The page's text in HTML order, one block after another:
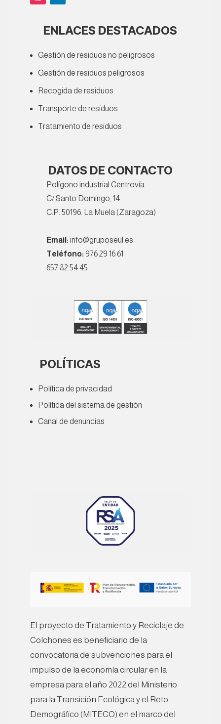
ENLACES DESTACADOS
Gestión de residuos no peligrosos
Gestión de residuos peligrosos
Recogida de residuos
Transporte de residuos
Tratamiento de residuos
DATOS DE CONTACTO
Polígono industrial Centrovía
C/ Santo Domingo, 14
C.P. 50196. La Muela (Zaragoza)
Email: info@gruposeul.es
Teléfono: 976 29 16 61
657 82 54 45
POLÍTICAS
Política de privacidad
Política del sistema de gestión
Canal de denuncias
El proyecto de Tratamiento y Reciclaje de
Colchones es beneficiario de la
convocatoria de subvenciones para el
impulso de la economía circular en la
empresa para el año 2022 del Ministerio
para la Transición Ecológica y el Reto
Demográfico (MITECO) en el marco del